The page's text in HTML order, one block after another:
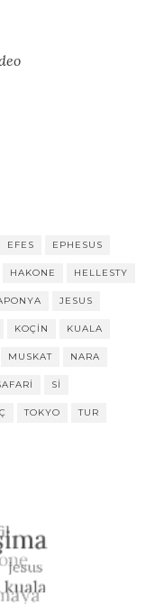
EFES EPHESUS
HAKONE HELLESTY
JESUS
KOÇIN KUALA
MUSKAT NARA
SI
TOKYO TUR